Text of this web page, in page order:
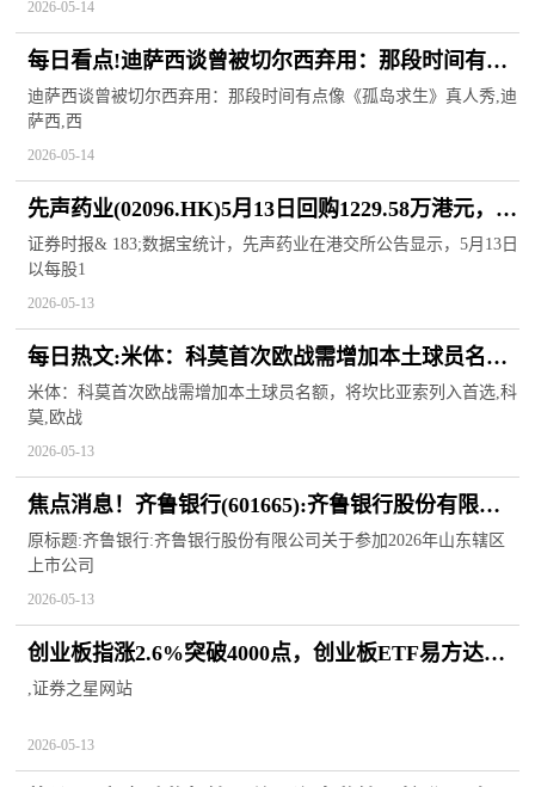
2026-05-14
每日看点!迪萨西谈曾被切尔西弃用：那段时间有点
像《孤岛求生》真人秀
迪萨西谈曾被切尔西弃用：那段时间有点像《孤岛求生》真人秀,迪
萨西,西
2026-05-14
先声药业(02096.HK)5月13日回购1229.58万港元，年
内累计回购1.86亿港元
证券时报& 183;数据宝统计，先声药业在港交所公告显示，5月13日
以每股1
2026-05-13
每日热文:米体：科莫首次欧战需增加本土球员名
额，将坎比亚索列入首选
米体：科莫首次欧战需增加本土球员名额，将坎比亚索列入首选,科
莫,欧战
2026-05-13
焦点消息！齐鲁银行(601665):齐鲁银行股份有限公
司关于参加2026年山东辖区上市公司投资者网上集
体接待日活动
原标题:齐鲁银行:齐鲁银行股份有限公司关于参加2026年山东辖区
上市公司
2026-05-13
创业板指涨2.6%突破4000点，创业板ETF易方达
（159915）获资金青睐-前沿资讯
,证券之星网站
2026-05-13